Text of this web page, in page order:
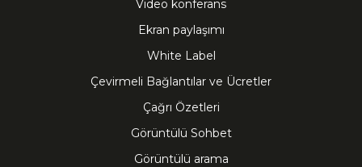
Video konferans
Ekran paylaşımı
White Label
Çevirmeli Bağlantılar ve Ücretler
Çağrı Özetleri
Görüntülü Sohbet
Görüntülü arama